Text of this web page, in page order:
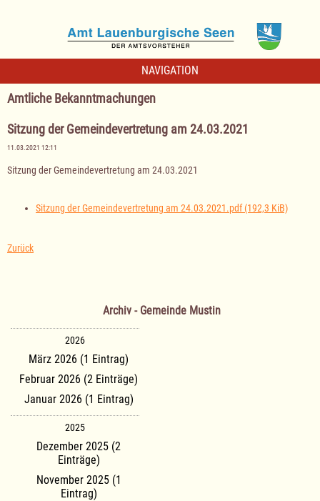
NAVIGATION
Amtliche Bekanntmachungen
Sitzung der Gemeindevertretung am 24.03.2021
11.03.2021 12:11
Sitzung der Gemeindevertretung am 24.03.2021
Sitzung der Gemeindevertretung am 24.03.2021.pdf(192,3 KiB)
Zurück
Archiv - Gemeinde Mustin
2026
März 2026 (1 Eintrag)
Februar 2026 (2 Einträge)
Januar 2026 (1 Eintrag)
2025
Dezember 2025 (2
Einträge)
November 2025 (1
Eintrag)